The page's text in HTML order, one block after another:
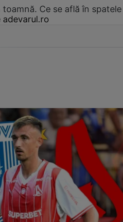
Ce se află în spatele
adevarul.ro